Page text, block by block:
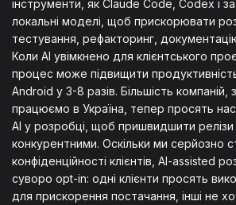
інструменти, як Claude Code, Codex і
локальні моделі, щоб прискорювати
тестування, рефакторинг,
Коли AI увімкнено для клієнтського
процес може підвищити
Android у 3-8 разів. Більшість компаній,
працюємо в Україна, тепер просять
AI у розробці, щоб пришвидшити
конкурентними. Оскільки ми серйозно
конфіденційності клієнтів, AI-assisted
суворо opt-in: одні клієнти просять
для прискорення постачання, інші не